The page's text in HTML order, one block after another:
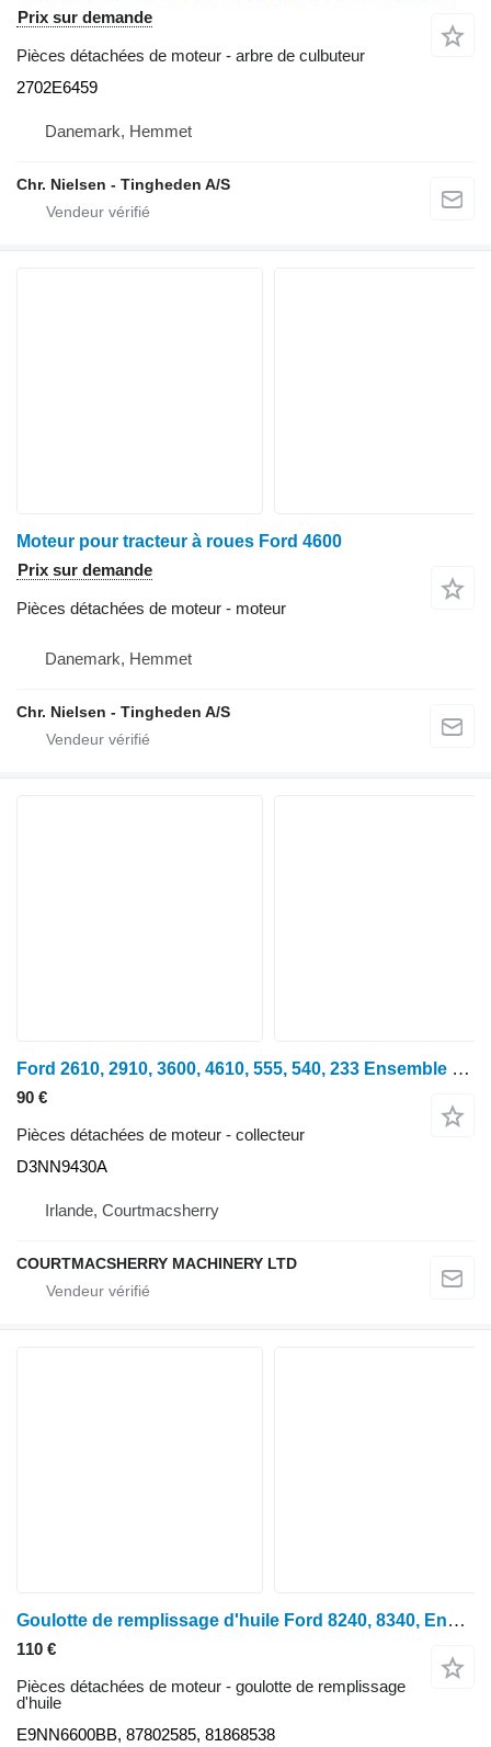
Prix sur demande
Pièces détachées de moteur - arbre de culbuteur
2702E6459
Danemark, Hemmet
Chr. Nielsen - Tingheden A/S
Moteur pour tracteur à roues Ford 4600
Prix sur demande
Pièces détachées de moteur - moteur
Danemark, Hemmet
Chr. Nielsen - Tingheden A/S
Ford 2610, 2910, 3600, 4610, 555, 540, 233 Ensemble collecteur d'échappement D3NN9430A pour tracteur à roues
90 €
Pièces détachées de moteur - collecteur
D3NN9430A
Irlande, Courtmacsherry
COURTMACSHERRY MACHINERY LTD
Goulotte de remplissage d'huile Ford 8240, 8340, Ensemble pompe à huile moteur Fiat M115 E9nn6600bb, 87802585, E9NN6600BB pour tracteur à roues Ford 8240, 8340, M115
110 €
Pièces détachées de moteur - goulotte de remplissage
d'huile
E9NN6600BB, 87802585, 81868538